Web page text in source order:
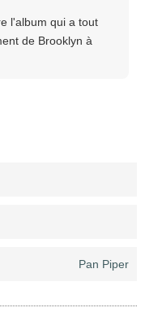
l'album qui a tout
de Brooklyn à
Pan Piper